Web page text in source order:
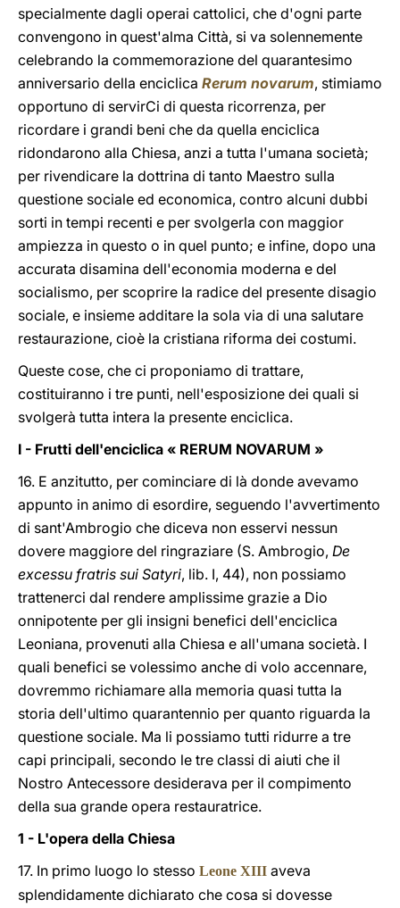
specialmente dagli operai cattolici, che d'ogni parte
convengono in quest'alma Città, si va solennemente
celebrando la commemorazione del quarantesimo
anniversario della enciclica Rerum novarum, stimiamo
opportuno di servirCi di questa ricorrenza, per
ricordare i grandi beni che da quella enciclica
ridondarono alla Chiesa, anzi a tutta l'umana società;
per rivendicare la dottrina di tanto Maestro sulla
questione sociale ed economica, contro alcuni dubbi
sorti in tempi recenti e per svolgerla con maggior
ampiezza in questo o in quel punto; e infine, dopo una
accurata disamina dell'economia moderna e del
socialismo, per scoprire la radice del presente disagio
sociale, e insieme additare la sola via di una salutare
restaurazione, cioè la cristiana riforma dei costumi.
Queste cose, che ci proponiamo di trattare,
costituiranno i tre punti, nell'esposizione dei quali si
svolgerà tutta intera la presente enciclica.
I - Frutti dell'enciclica « RERUM NOVARUM »
16. E anzitutto, per cominciare di là donde avevamo
appunto in animo di esordire, seguendo l'avvertimento
di sant'Ambrogio che diceva non esservi nessun
dovere maggiore del ringraziare (S. Ambrogio, De
excessu fratris sui Satyri, lib. I, 44), non possiamo
trattenerci dal rendere amplissime grazie a Dio
onnipotente per gli insigni benefici dell'enciclica
Leoniana, provenuti alla Chiesa e all'umana società. I
quali benefici se volessimo anche di volo accennare,
dovremmo richiamare alla memoria quasi tutta la
storia dell'ultimo quarantennio per quanto riguarda la
questione sociale. Ma li possiamo tutti ridurre a tre
capi principali, secondo le tre classi di aiuti che il
Nostro Antecessore desiderava per il compimento
della sua grande opera restauratrice.
1 - L'opera della Chiesa
17. In primo luogo lo stesso Leone XIII aveva
splendidamente dichiarato che cosa si dovesse